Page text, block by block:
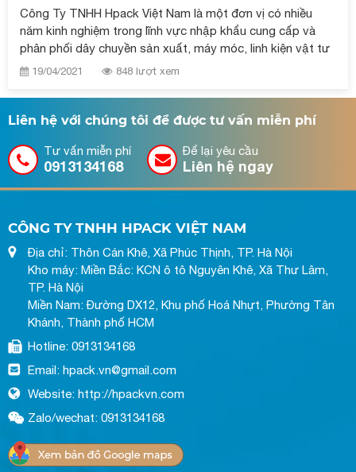
Công Ty TNHH Hpack Việt Nam là một đơn vị có nhiều
năm kinh nghiệm trong lĩnh vực nhập khẩu cung cấp và
phân phối dây chuyền sản xuất, máy móc, linh kiện vật tư
thiết bị ngành in và bao bì đóng gói
19/04/2021 848 lượt xem
Liên hệ với chúng tôi để được tư vấn miễn phí
Tư vấn miễn phí
0913134168
Để lại yêu cầu
Liên hệ ngay
CÔNG TY TNHH HPACK VIỆT NAM
Địa chỉ: Thôn Cán Khê, Xã Phúc Thịnh, TP. Hà Nội
Kho máy: Miền Bắc: KCN ô tô Nguyên Khê, Xã Thư Lâm,
TP. Hà Nội
Miền Nam: Đường DX12, Khu phố Hoá Nhựt, Phường Tân
Khánh, Thành phố HCM
Hotline: 0913134168
Email: hpack.vn@gmail.com
Website: http://hpackvn.com
Zalo/wechat: 0913134168